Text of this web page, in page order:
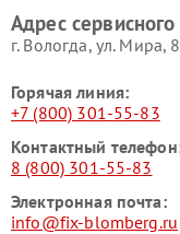
Адрес
г. Вологда, ул. Мира,
Горячая линия:
+7 (800) 301-55-83
Контактный
8 (800) 301-55-83
Электронная почта:
info@fix-blomberg.ru